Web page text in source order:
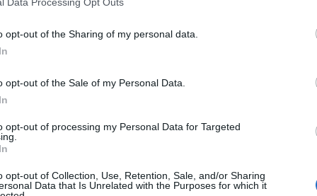
opt-out of the Sharing of my personal data.
opt-out of the Sale of my Personal Data.
opt-out of processing my Personal Data for Targeted
opt-out of Collection, Use, Retention, Sale, and/or Sharing
Data that Is Unrelated with the Purposes for which it
2010)